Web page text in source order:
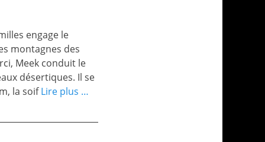
engage le
montagnes des
Meek conduit le
désertiques. Il se
la soifLire plus …